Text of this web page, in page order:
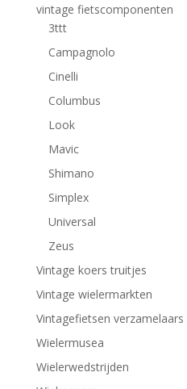
vintage fietscomponenten
3ttt
Campagnolo
Cinelli
Columbus
Look
Mavic
Shimano
Simplex
Universal
Zeus
Vintage koers truitjes
Vintage wielermarkten
Vintagefietsen verzamelaars
Wielermusea
Wielerwedstrijden